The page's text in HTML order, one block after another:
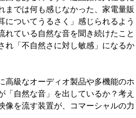
までは何も感じなかった、家電量販
についてうるさく」感じられるよう
れている自然な音を聞き続けたこと
れ「不自然さに対し敏感」になるか
高級なオーディオ製品や多機能のホ
自然な音」を出しているか？考え
像を流す装置が、コマーシャルの力